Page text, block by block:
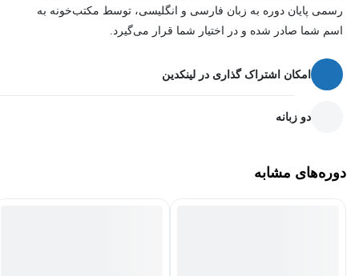
رسمی پایان دوره به زبان فارسی و انگلیسی، توسط مکتب‌خونه به
اسم شما صادر شده و در اختیار شما قرار می‌گیرد.
امکان اشتراک گذاری در لینکدین
دو زبانه
دوره‌های مشابه